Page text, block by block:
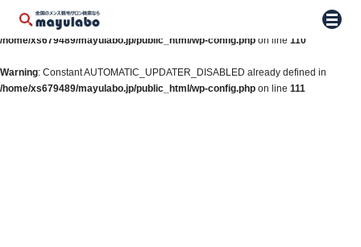
Warning: Constant WP_AUTO_UPDATE_CORE already defined in
/home/xs679489/mayulabo.jp/public_html/wp-config.php on line 110
Warning: Constant AUTOMATIC_UPDATER_DISABLED already defined in
/home/xs679489/mayulabo.jp/public_html/wp-config.php on line 111
メニ